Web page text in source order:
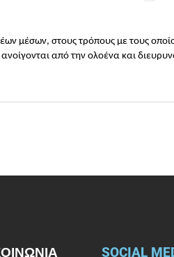
μέσων, στους τρόπους με τους
από την ολοένα και
SOCIAL